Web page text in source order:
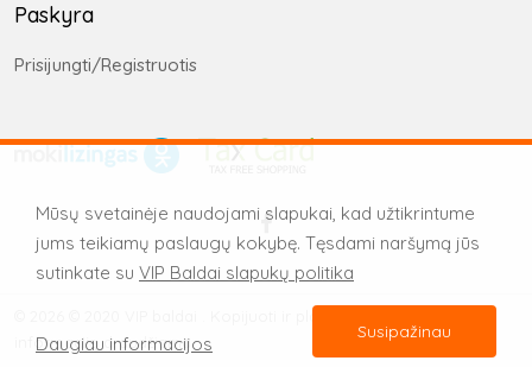
Paskyra
Prisijungti/Registruotis
informaciją draudžiama.
Mūsų svetainėje naudojami slapukai, kad užtikrintume
jums teikiamų paslaugų kokybę. Tęsdami naršymą jūs
sutinkate su VIP Baldai slapukų politika
Daugiau informacijos
Susipažinau